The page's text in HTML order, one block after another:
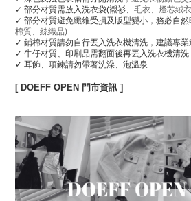
✓ 部分材質需放入洗衣袋(襯衫、 毛衣、燈芯絨
✓ 部分材質避免纖維受損及版型變小，務必自
棉質、絲織品)
✓ 鋪棉材質請勿自行丟入洗衣機清洗，建議專
✓ 牛仔材質、印刷品需翻面後再丟入洗衣機清洗
✓ 耳飾、項鍊請勿帶著洗澡、泡溫泉
[ DOEFF OPEN 門市資訊 ]